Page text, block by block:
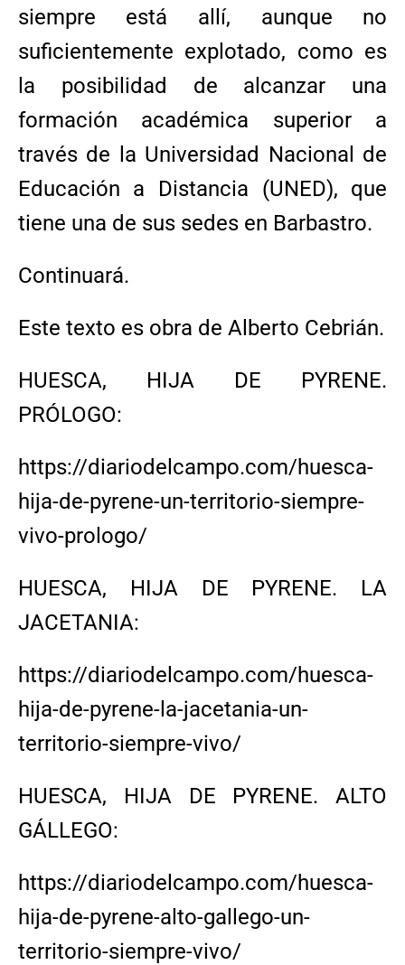
siempre está allí, aunque no
suficientemente explotado, como es
la posibilidad de alcanzar una
formación académica superior a
través de la Universidad Nacional de
Educación a Distancia (UNED), que
tiene una de sus sedes en Barbastro.
Continuará.
Este texto es obra de Alberto Cebrián.
HUESCA, HIJA DE PYRENE.
PRÓLOGO:
https://diariodelcampo.com/huesca-
hija-de-pyrene-un-territorio-siempre-
vivo-prologo/
HUESCA, HIJA DE PYRENE. LA
JACETANIA:
https://diariodelcampo.com/huesca-
hija-de-pyrene-la-jacetania-un-
territorio-siempre-vivo/
HUESCA, HIJA DE PYRENE. ALTO
GÁLLEGO:
https://diariodelcampo.com/huesca-
hija-de-pyrene-alto-gallego-un-
territorio-siempre-vivo/